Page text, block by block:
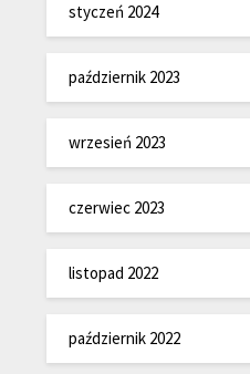
styczeń 2024
październik 2023
wrzesień 2023
czerwiec 2023
listopad 2022
październik 2022